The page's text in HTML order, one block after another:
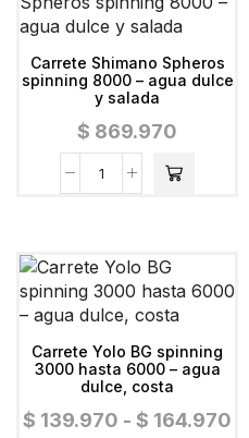
Carrete Shimano Spheros
spinning 8000 – agua dulce
y salada
$ 869.970
Carrete Yolo BG spinning
3000 hasta 6000 – agua
dulce, costa
$ 139.970 - $ 164.970